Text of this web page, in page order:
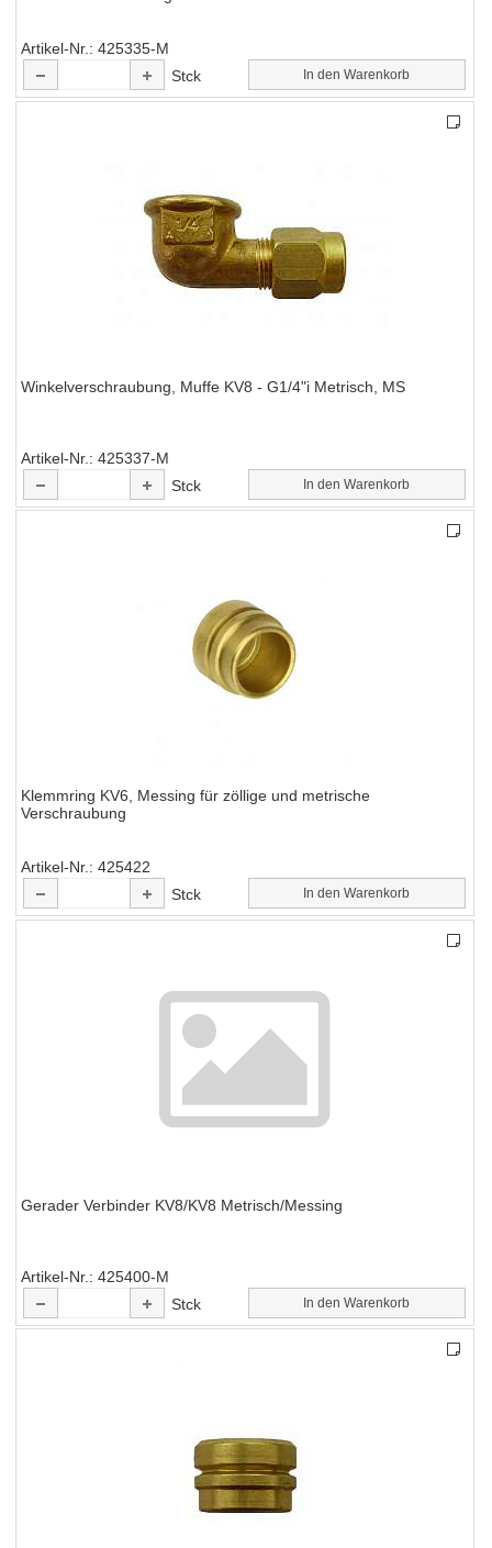
Artikel-Nr. 425335-M
Stck
In den Warenkorb
Winkelverschraubung, Muffe KV8 - G1/4"i Metrisch, MS
Artikel-Nr.
425337-M
Stck
In den Warenkorb
Klemmring KV6, Messing für zöllige und metrische
Verschraubung
Artikel-Nr. 425422
Stck
In den Warenkorb
Gerader Verbinder KV8/KV8 Metrisch/Messing
Artikel-Nr.
425400-M
Stck
In den Warenkorb